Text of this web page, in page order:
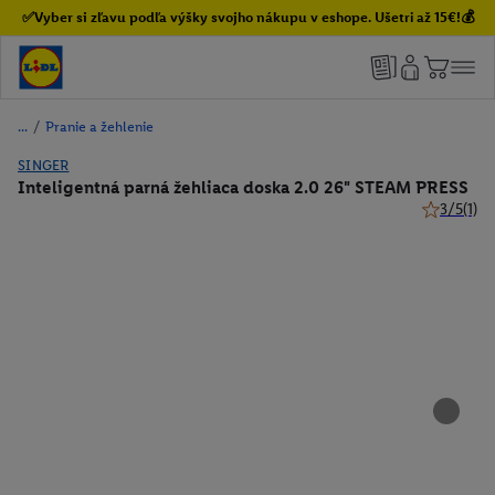
✅Vyber si zľavu podľa výšky svojho nákupu v eshope. Ušetri až 15€!💰
/ Pranie a žehlenie
SINGER
Inteligentná parná žehliaca doska 2.0 26" STEAM PRESS
3/5(1)